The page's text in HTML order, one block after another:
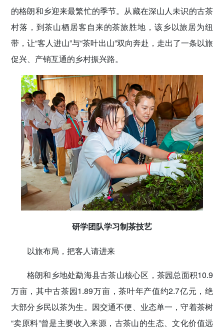
传递党的声音
的格朗和乡迎来最繁忙的季节。从藏在深山人未识的古茶
村落，到茶山栖居客自来的茶旅胜地，该乡以旅居为纽
带，让“客人进山”与“茶叶出山”双向奔赴，走出了一条以旅
促兴、产销互通的乡村振兴路。
研学团队学习制茶技艺
以旅布局，把客人请进来
格朗和乡地处勐海县古茶山核心区，茶园总面积10.9
万亩，其中古茶园1.89万亩，茶叶年产值约2.7亿元，绝
大部分乡民以茶为生。因交通不便、业态单一，守着茶树
“卖原料”曾是主要收入来源，古茶山的生态、文化价值远